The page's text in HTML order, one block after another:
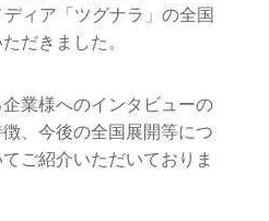
ィア「ツグナラ」の全国
だきました。
業様へのインタビューの
、今後の全国展開等につ
ご紹介いただいておりま